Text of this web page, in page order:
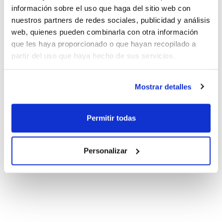
información sobre el uso que haga del sitio web con
nuestros partners de redes sociales, publicidad y análisis
web, quienes pueden combinarla con otra información
que les haya proporcionado o que hayan recopilado a
partir del uso que haya hecho de sus servicios.
Mostrar detalles
Permitir todas
Personalizar